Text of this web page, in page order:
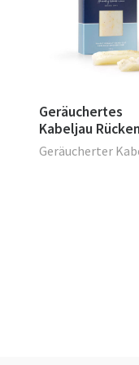
Geräuchertes
Kabeljau
Geräucherter